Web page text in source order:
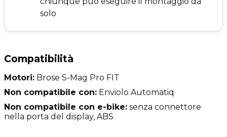
solo
Compatibilità
Motori: Brose S-Mag Pro FIT
Non compatibile con: Enviolo Automatiq
Non compatibile con e-bike: senza connettore
nella porta del display, ABS